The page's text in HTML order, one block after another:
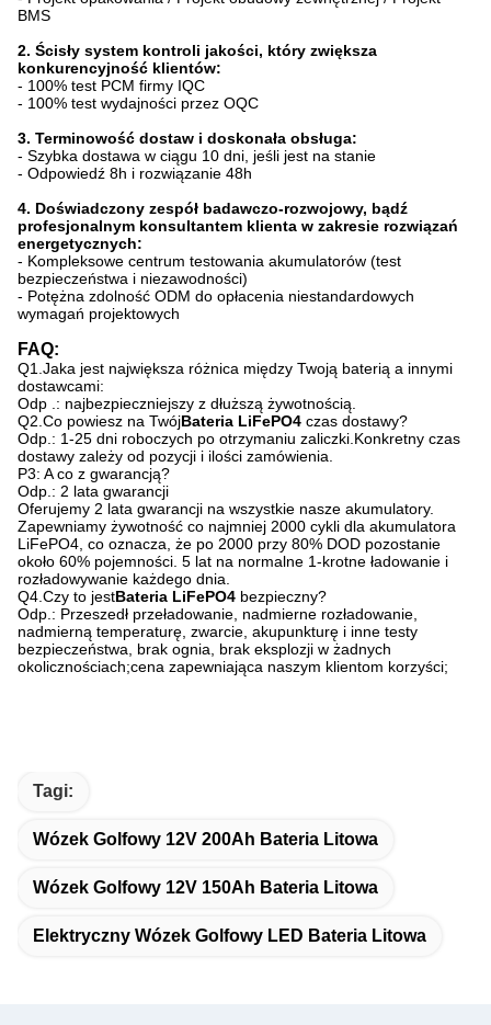
BMS
2. Ścisły system kontroli jakości, który zwiększa
konkurencyjność klientów:
- 100% test PCM firmy IQC
- 100% test wydajności przez OQC
3. Terminowość dostaw i doskonała obsługa:
- Szybka dostawa w ciągu 10 dni, jeśli jest na stanie
- Odpowiedź 8h i rozwiązanie 48h
4. Doświadczony zespół badawczo-rozwojowy, bądź
profesjonalnym konsultantem klienta w zakresie rozwiązań
energetycznych:
- Kompleksowe centrum testowania akumulatorów (test
bezpieczeństwa i niezawodności)
- Potężna zdolność ODM do opłacenia niestandardowych
wymagań projektowych
FAQ:
Q1.Jaka jest największa różnica między Twoją baterią a innymi
dostawcami:
Odp .: najbezpieczniejszy z dłuższą żywotnością.
Q2.Co powiesz na TwójBateria LiFePO4 czas dostawy?
Odp.: 1-25 dni roboczych po otrzymaniu zaliczki.Konkretny czas
dostawy zależy od pozycji i ilości zamówienia.
P3: A co z gwarancją?
Odp.: 2 lata gwarancji
Oferujemy 2 lata gwarancji na wszystkie nasze akumulatory.
Zapewniamy żywotność co najmniej 2000 cykli dla akumulatora
LiFePO4, co oznacza, że ​​po 2000 przy 80% DOD pozostanie
około 60% pojemności. 5 lat na normalne 1-krotne ładowanie i
rozładowywanie każdego dnia.
Q4.Czy to jestBateria LiFePO4 bezpieczny?
Odp.: Przeszedł przeładowanie, nadmierne rozładowanie,
nadmierną temperaturę, zwarcie, akupunkturę i inne testy
bezpieczeństwa, brak ognia, brak eksplozji w żadnych
okolicznościach;cena zapewniająca naszym klientom korzyści;
Tagi:
Wózek Golfowy 12V 200Ah Bateria Litowa
Wózek Golfowy 12V 150Ah Bateria Litowa
Elektryczny Wózek Golfowy LED Bateria Litowa